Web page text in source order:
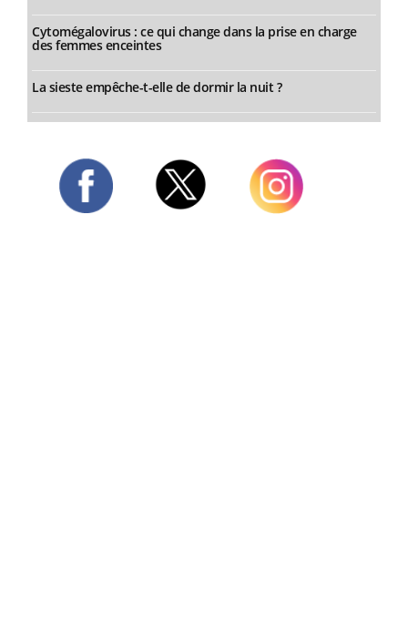
Cytomégalovirus : ce qui change dans la prise en charge
des femmes enceintes
La sieste empêche-t-elle de dormir la nuit ?